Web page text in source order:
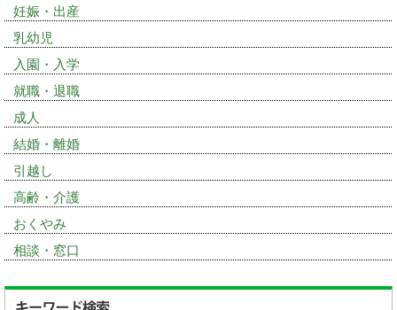
妊娠・出産
乳幼児
入園・入学
就職・退職
成人
結婚・離婚
引越し
高齢・介護
おくやみ
相談・窓口